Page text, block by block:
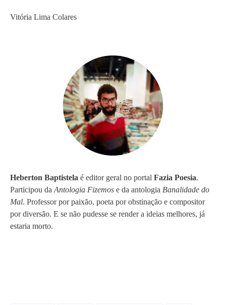
Vitória Lima Colares
Heberton Baptistela é editor geral no portal Fazia Poesia.
Participou daAntologia Fizemos e da antologia Banalidade do
Mal. Professor por paixão, poeta por obstinação e compositor
por diversão. E se não pudesse se render a ideias melhores, já
estaria morto.